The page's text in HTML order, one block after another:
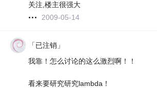
关注,楼主很强大
2009-05-14
「已注销」
我靠！怎么讨论的这么激烈啊！！
看来要研究研究lambda！